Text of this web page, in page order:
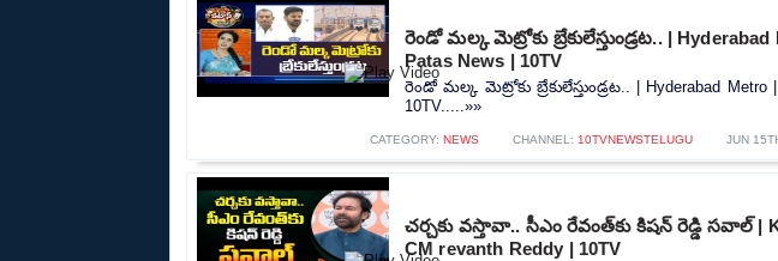
రెండో మల్క మెట్రోకు బ్రేకులేస్తుండ్రట.. |
Patas News | 10TV
రెండో మల్క మెట్రోకు బ్రేకులేస్తుండ్రట.. | Hyderabad Metro
10TV.....»»
CATEGORY: NEWS CHANNEL: 10TVNEWSTELUGU JUN
చర్చకు వస్తావా.. సీఎం రేవంత్‎కు కిషన్ రెడ్డి సవాల్ |
CM revanth Reddy | 10TV